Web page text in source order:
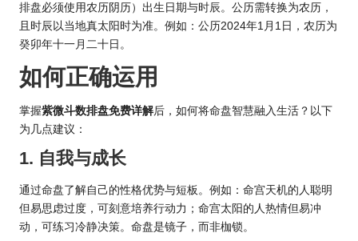
排盘必须使用农历阴历）出生日期与时辰。公历需转换为农历，
且时辰以当地真太阳时为准。例如：公历2024年1月1日，农历为
癸卯年十一月二十日。
如何正确运用
掌握紫微斗数排盘免费详解后，如何将命盘智慧融入生活？以下
为几点建议：
1. 自我与成长
通过命盘了解自己的性格优势与短板。例如：命宫天机的人聪明
但易思虑过度，可刻意培养行动力；命宫太阳的人热情但易冲
动，可练习冷静决策。命盘是镜子，而非枷锁。